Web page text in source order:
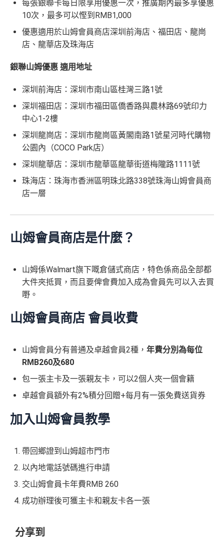
每張銀聯卡每日限享用優惠一次，推廣期內最多享優惠
10次，最多可以慳到RMB1,000
優惠適用於山姆會員商店深圳前海店、福田店、龍崗
店、龍華店及珠海店
銀聯山姆優惠 適用地址
深圳前海店：深圳市南山區桂灣三路1號
深圳福田店：深圳市福田區僑香路與農林路69號印力
中心1-2樓
深圳龍崗店：深圳市龍崗區黃閣南路1號星河時代購物
公園內（COCO Park店）
深圳龍華店：深圳市龍華區龍華街道梅隴路1111號
珠海店：珠海市香洲區明珠北路338號珠海山姆會員商
店一層
山姆會員商店是什麼？
山姆係Walmart旗下嘅倉儲式商店，特色係商品全部都
大件夾抵買，而且要俾會費加入成為會員先可以入去買
嘢。
山姆會員商店 會員收費
山姆會員分有普通及卓越會員2種， 年費分別為每位
RMB260及680
包一張主卡及一張親友卡，可以2個人夾一個會籍
卓越會員額外有2%積分回贈+每月有一張免費送貨券
加入山姆會員教學
帶回鄉證到山姆超市門市
以內地電話號碼進行申請
交山姆會員卡年費RMB 260
成功辦理後可獲主卡和親友卡各一張
分享到